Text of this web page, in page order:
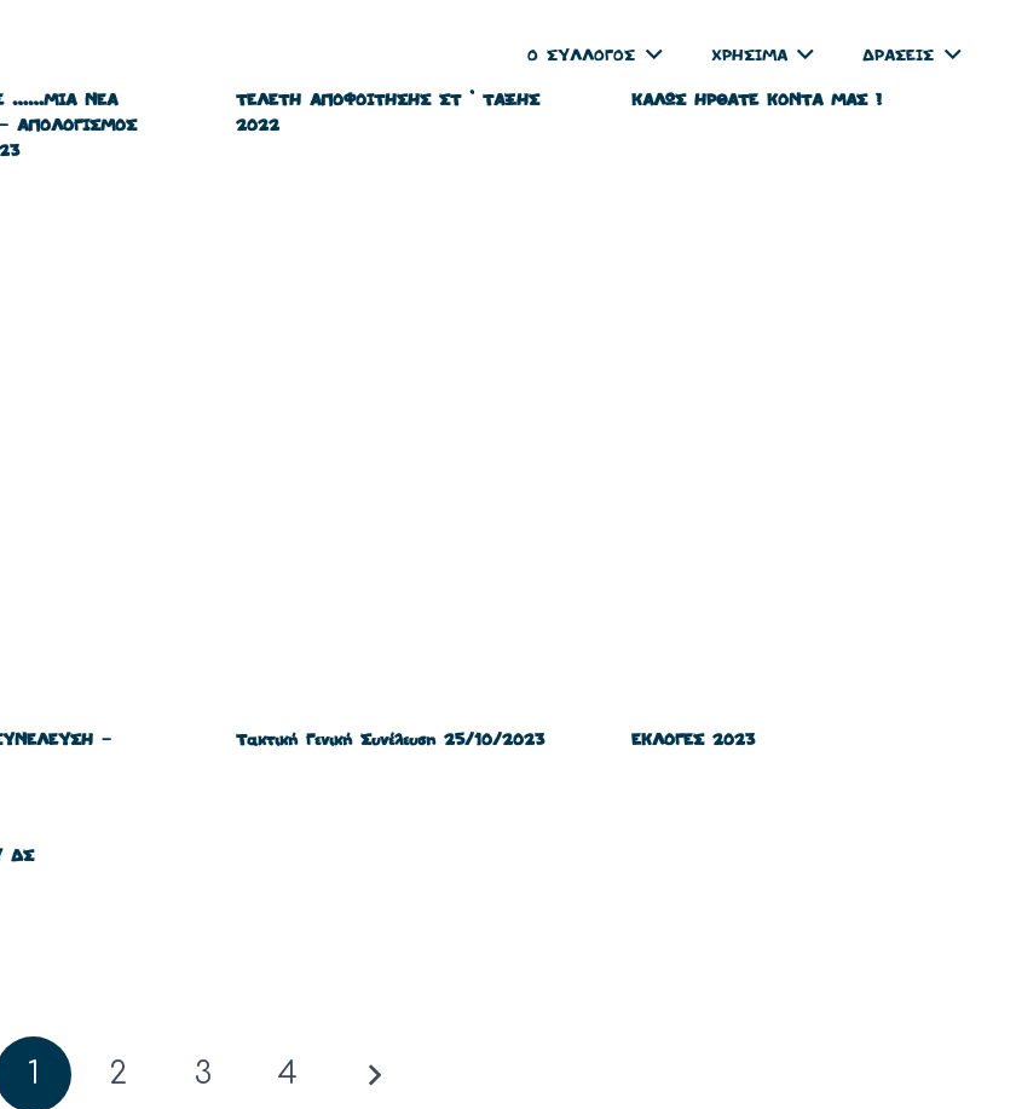
Ο ΣΥΛΛΟΓΟΣ ΧΡΗΣΙΜΑ ΔΡΑΣΕΙΣ
……ΜΙΑ ΝΕΑ
ΑΠΟΛΟΓΙΣΜΟΣ
ΤΕΛΕΤΗ ΑΠΟΦΟΙΤΗΣΗΣ ΣΤ ‘ ΤΑΞΗΣ
2022
ΚΑΛΩΣ ΗΡΘΑΤΕ ΚΟΝΤΑ ΜΑΣ !
–
Τακτική Γενική Συνέλευση 25/10/2023 ΕΚΛΟΓΕΣ 2023
ΔΣ
1 2 3 4